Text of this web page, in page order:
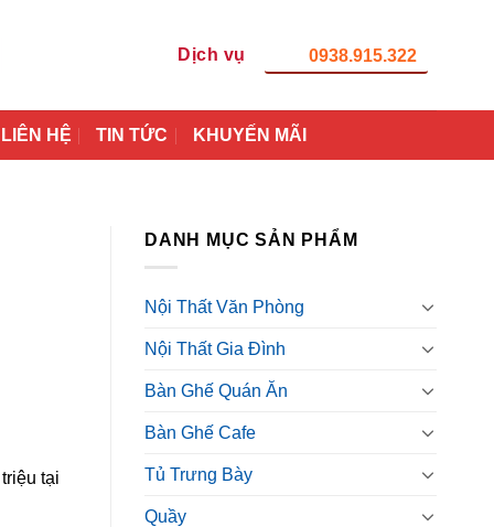
Dịch vụ 0938.915.322
LIÊN HỆ TIN TỨC KHUYẾN MÃI
DANH MỤC SẢN PHẨM
Nội Thất Văn Phòng
Nội Thất Gia Đình
Bàn Ghế Quán Ăn
Bàn Ghế Cafe
Tủ Trưng Bày
Quầy
tại